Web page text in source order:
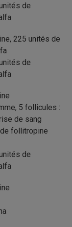
de
225 unités de
de
5 follicules :
de sang
follitropine
de